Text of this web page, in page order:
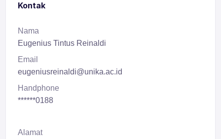
Kontak
Nama
Eugenius Tintus Reinaldi
Email
eugeniusreinaldi@unika.ac.id
Handphone
******0188
Alamat